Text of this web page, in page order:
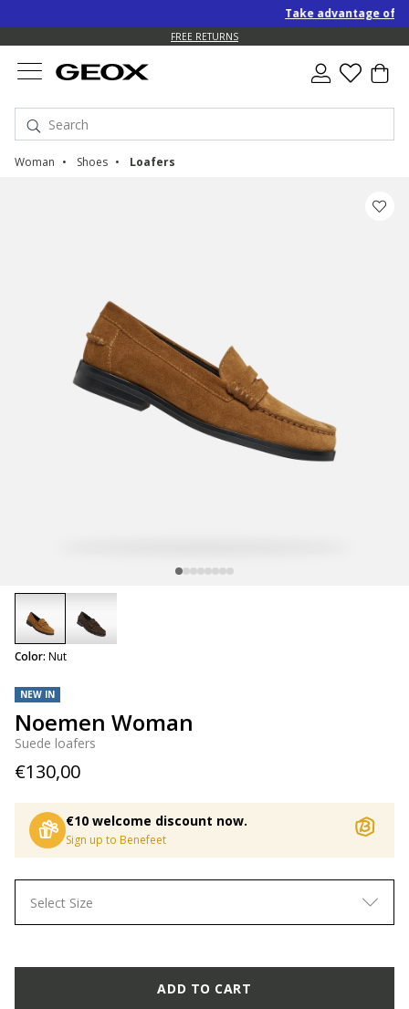
Take advantage of an
FREE RETURNS
Woman Shoes Loafers
NEW IN
Noemen Woman
Suede loafers
€130,00
€10 welcome discount now.
Sign up to Benefeet
Color: Nut
selected
Select Size
ADD TO CART